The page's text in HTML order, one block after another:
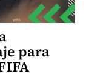
para